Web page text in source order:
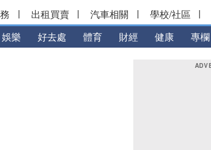
| 出租買賣 | 汽車相關 | 學校/社區 |
娛樂 好去處 體育 財經 健康 專欄